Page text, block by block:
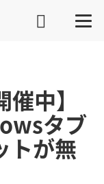
中】
タブ
トが無